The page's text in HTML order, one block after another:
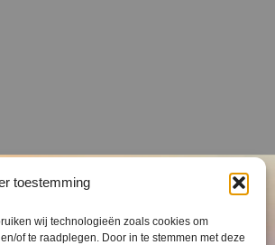
toestemming
wij technologieën zoals cookies om
of te raadplegen. Door in te stemmen met deze